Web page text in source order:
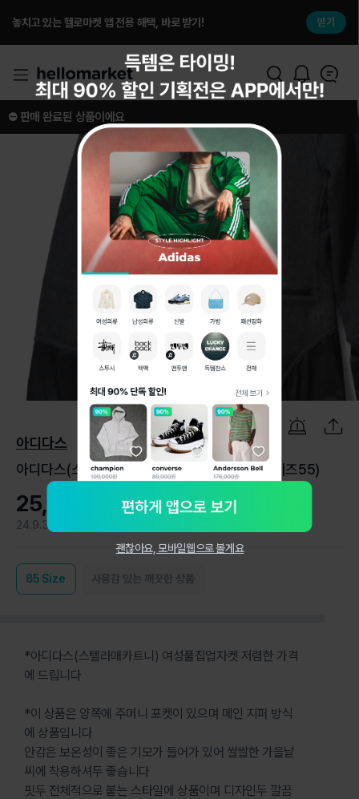
놓치고 있는 헬로마켓 앱 전용 해택, 바로 받기! 받기
1 / 10
⛔️ 판매 완료된 상품이에요
아디다스
아디다스(스텔라매카트니)/여성풀집업자켓(사이즈55)
25,900원
24.9.30
85 Size 사용감 있는 깨끗한 상품
*아디다스(스텔라매카트니) 여성풀집업자켓 저렴한 가격
에 드립니다
*이 상품은 양쪽에 주머니 포켓이 있으며 메인 지퍼 방식
에 상품입니다
안감은 보온성이 좋은 기모가 들어가 있어 쌀쌀한 가을날
씨에 착용하셔두 좋습니다
핏두 전체적으로 붙는 스타일에 상품이며 디자인두 깔끔
괜찮아요, 모바일웹으로 볼게요